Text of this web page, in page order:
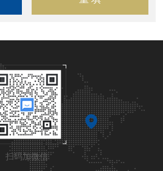
扫码加微信